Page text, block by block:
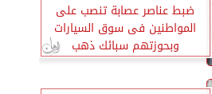
ضبط عناصر عصابة تنصب على
المواطنين فى سوق السيارات
وبحوزتهم سبائك ذهب